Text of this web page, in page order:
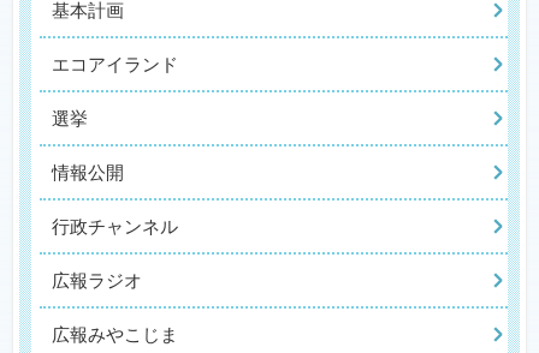
基本計画
エコアイランド
選挙
情報公開
行政チャンネル
広報ラジオ
広報みやこじま